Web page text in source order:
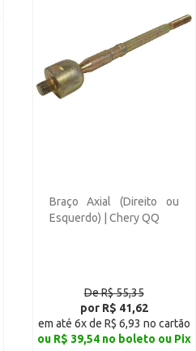
Braço Axial (Direito ou
Esquerdo) | Chery QQ
De R$ 55,35
por R$ 41,62
em até 6x de R$ 6,93 no cartão
ou R$ 39,54 no boleto ou Pix